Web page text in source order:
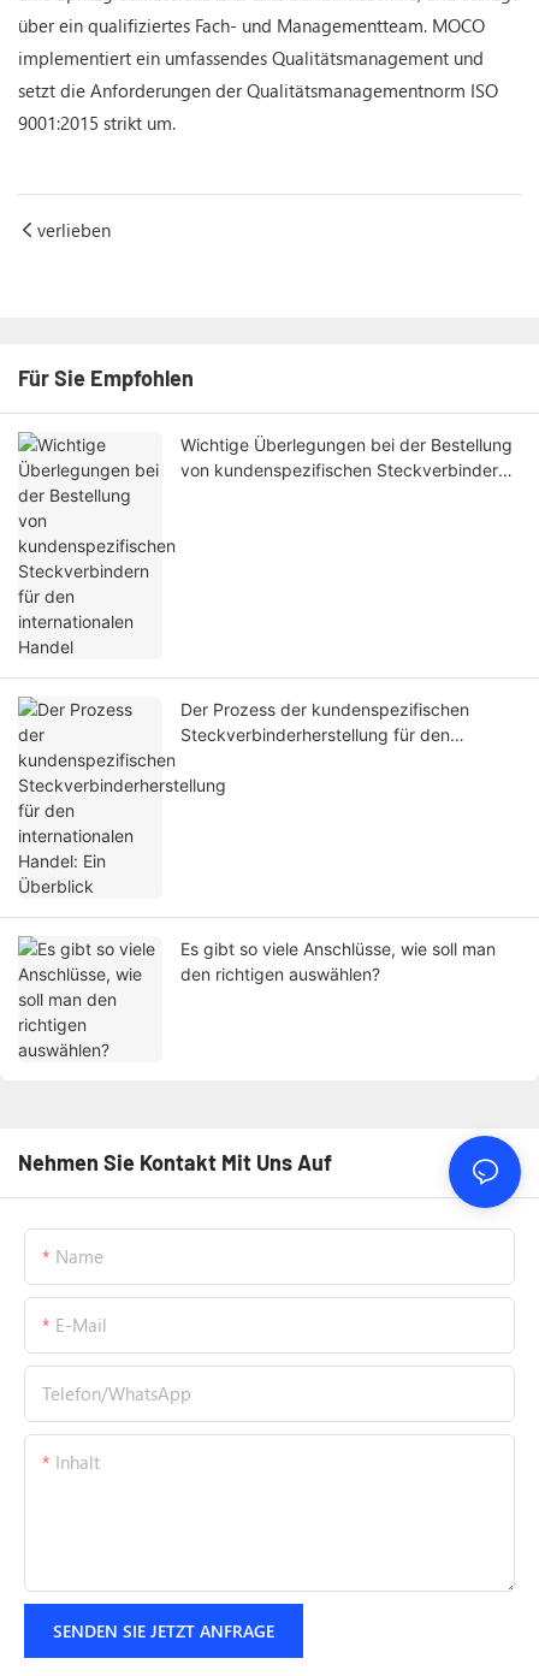
über ein qualifiziertes Fach- und Managementteam. MOCO
implementiert ein umfassendes Qualitätsmanagement und
setzt die Anforderungen der Qualitätsmanagementnorm ISO
9001:2015 strikt um.
verlieben
Für Sie Empfohlen
Wichtige Überlegungen bei der Bestellung
von kundenspezifischen Steckverbindern
Der Prozess der kundenspezifischen
Steckverbinderherstellung für den
Es gibt so viele Anschlüsse, wie soll man
den richtigen auswählen?
Nehmen Sie Kontakt Mit Uns Auf
Name
E-Mail
Telefon/WhatsApp
Inhalt
SENDEN SIE JETZT ANFRAGE